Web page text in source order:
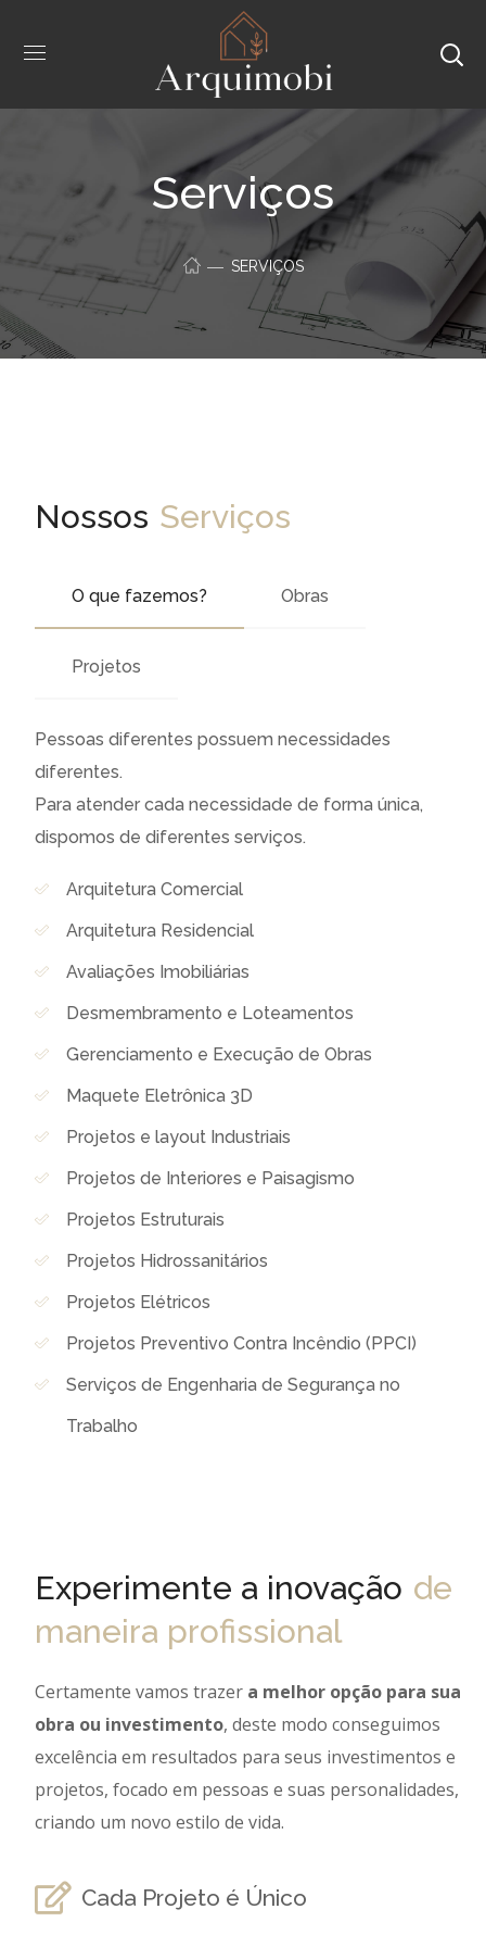
Serviços
SERVIÇOS
Nossos Serviços
O que fazemos? Obras
Projetos
Pessoas diferentes possuem necessidades
diferentes.
Para atender cada necessidade de forma única,
dispomos de diferentes serviços.
Arquitetura Comercial
Arquitetura Residencial
Avaliações Imobiliárias
Desmembramento e Loteamentos
Gerenciamento e Execução de Obras
Maquete Eletrônica 3D
Projetos e layout Industriais
Projetos de Interiores e Paisagismo
Projetos Estruturais
Projetos Hidrossanitários
Projetos Elétricos
Projetos Preventivo Contra Incêndio (PPCI)
Serviços de Engenharia de Segurança no
Trabalho
Experimente a inovação de
maneira profissional
Certamente vamos trazer a melhor opção para sua
obra ou investimento, deste modo conseguimos
excelência em resultados para seus investimentos e
projetos, focado em pessoas e suas personalidades,
criando um novo estilo de vida.
Cada Projeto é Único